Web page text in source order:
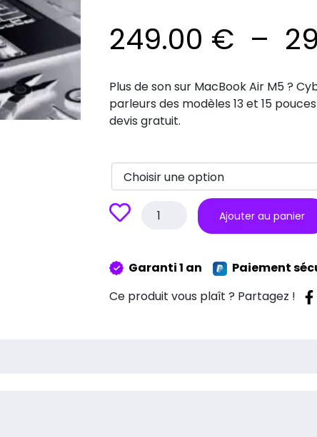
249.00 € –
Plus de son sur MacBook Air M5 ?
parleurs des modèles 13 et 15
devis gratuit.
quantité
&
parleurs
Ajouter au panier
Garanti 1 an
Paiement
Ce produit vous plaît ? Partagez !